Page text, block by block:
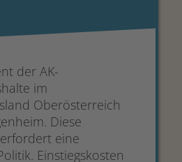
der AK-
im
Oberösterreich
Diese
eine
Einstiegskosten